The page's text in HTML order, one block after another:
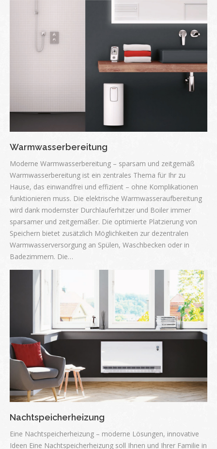
Warmwasserbereitung
Moderne Warmwasserbereitung – sparsam und zeitgemäß
Warmwasserbereitung ist ein zentrales Thema für Ihr zu
Hause, das einwandfrei und effizient – ohne Komplikationen
funktionieren muss. Die elektrische Warmwasseraufbereitung
wird dank modernster Durchlauferhitzer und Boiler immer
sparsamer und zeitgemäßer. Die optimierte Platzierung von
Speichern bietet zusätzlich Möglichkeiten zur dezentralen
Warmwasserversorgung an Spülen, Waschbecken oder in
Badezimmern. Die…
Nachtspeicherheizung
Eine Nachtspeicherheizung – moderne Lösungen, innovative
Ideen Eine Nachtspeicherheizung soll Ihnen und Ihrer Familie in